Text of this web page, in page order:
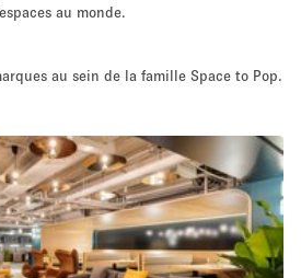
Événement Art Alimentation
Réunion Bureaux
Local
Commercial
au monde.
au sein de la famille Space to Pop.